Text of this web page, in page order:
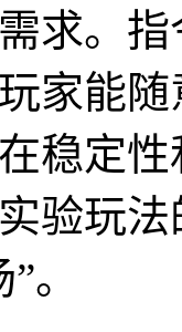
求。
家能
稳定
验玩
。